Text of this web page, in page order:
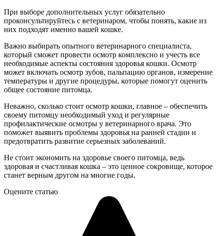
При выборе дополнительных услуг обязательно
проконсультируйтесь с ветеринаром, чтобы понять, какие из
них подходят именно вашей кошке.
Важно выбирать опытного ветеринарного специалиста,
который сможет провести осмотр комплексно и учесть все
необходимые аспекты состояния здоровья кошки. Осмотр
может включать осмотр зубов, пальпацию органов, измерение
температуры и другие процедуры, которые помогут оценить
общее состояние питомца.
Неважно, сколько стоит осмотр кошки, главное – обеспечить
своему питомцу необходимый уход и регулярные
профилактические осмотры у ветеринарного врача. Это
поможет выявить проблемы здоровья на ранней стадии и
предотвратить развитие серьезных заболеваний.
Не стоит экономить на здоровье своего питомца, ведь
здоровая и счастливая кошка – это ценное сокровище, которое
станет верным другом на многие годы.
Оцените статью